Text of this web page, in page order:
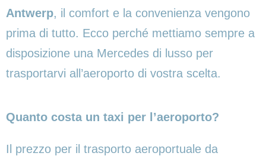
Antwerp, il comfort e la convenienza vengono
prima di tutto. Ecco perché mettiamo sempre a
disposizione una Mercedes di lusso per
trasportarvi all’aeroporto di vostra scelta.
Quanto costa un taxi per l’aeroporto?
Il prezzo per il trasporto aeroportuale da